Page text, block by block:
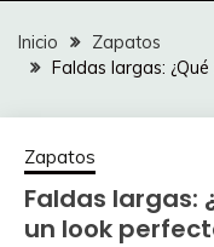
Inicio
Zapatos
Faldas largas:
Zapatos
Faldas largas:
un look